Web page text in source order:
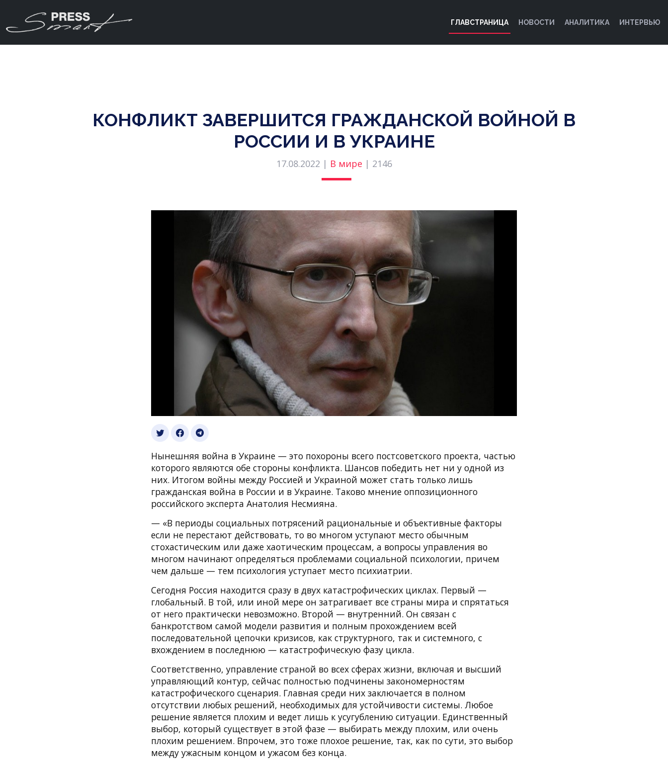
ГЛАВСТРАНИЦА НОВОСТИ АНАЛИТИКА ИНТЕРВЬЮ
КОНФЛИКТ ЗАВЕРШИТСЯ ГРАЖДАНСКОЙ ВОЙНОЙ В
РОССИИ И В УКРАИНЕ
17.08.2022 | В мире | 2146
Нынешняя война в Украине — это похороны всего постсоветского проекта, частью
которого являются обе стороны конфликта. Шансов победить нет ни у одной из
них. Итогом войны между Россией и Украиной может стать только лишь
гражданская война в России и в Украине. Таково мнение оппозиционного
российского эксперта Анатолия Несмияна.
— «В периоды социальных потрясений рациональные и объективные факторы
если не перестают действовать, то во многом уступают место обычным
стохастическим или даже хаотическим процессам, а вопросы управления во
многом начинают определяться проблемами социальной психологии, причем
чем дальше — тем психология уступает место психиатрии.
Сегодня Россия находится сразу в двух катастрофических циклах. Первый —
глобальный. В той, или иной мере он затрагивает все страны мира и спрятаться
от него практически невозможно. Второй — внутренний. Он связан с
банкротством самой модели развития и полным прохождением всей
последовательной цепочки кризисов, как структурного, так и системного, с
вхождением в последнюю — катастрофическую фазу цикла.
Соответственно, управление страной во всех сферах жизни, включая и высший
управляющий контур, сейчас полностью подчинены закономерностям
катастрофического сценария. Главная среди них заключается в полном
отсутствии любых решений, необходимых для устойчивости системы. Любое
решение является плохим и ведет лишь к усугублению ситуации. Единственный
выбор, который существует в этой фазе — выбирать между плохим, или очень
плохим решением. Впрочем, это тоже плохое решение, так, как по сути, это выбор
между ужасным концом и ужасом без конца.